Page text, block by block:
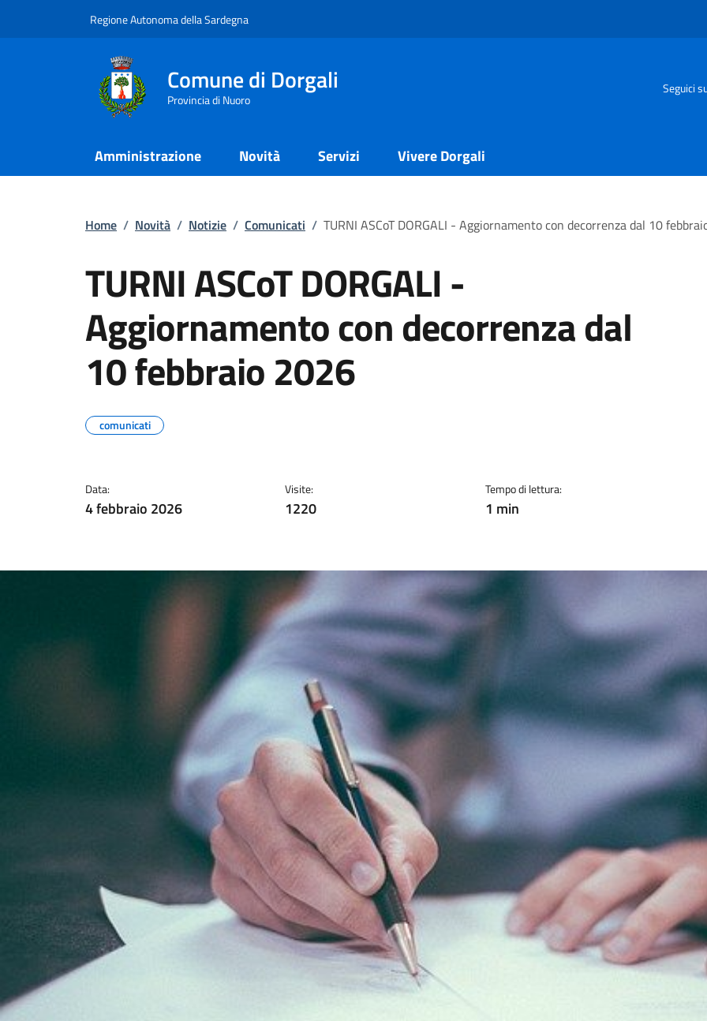
Regione Autonoma della Sardegna
Comune di Dorgali
Provincia di Nuoro
Seguici
Amministrazione Novità Servizi Vivere Dorgali
Home / Novità / Notizie / Comunicati / TURNI ASCoT DORGALI - Aggiornamento con decorrenza dal 10
TURNI ASCoT DORGALI -
Aggiornamento con decorrenza dal
10 febbraio 2026
comunicati
Data:
4 febbraio 2026
Visite:
1220
Tempo di lettura:
1 min